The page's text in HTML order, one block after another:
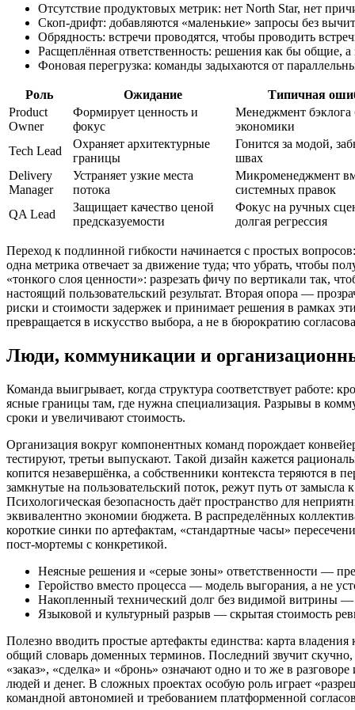
Отсутствие продуктовых метрик: нет North Star, нет
Скоп‑дрифт: добавляются «маленькие» запросы без
Обрядность: встречи проводятся, чтобы проводить
Расщеплённая ответственность: решения как бы общие, а
Фоновая перегрузка: команды задыхаются от
Роль Ожидание
Типичная
Product
Owner
Формирует ценность и
фокус
Менеджмент бэклога
экономики
Tech Lead
Охраняет архитектурные
границы
Гонится за модой,
швах
Delivery
Manager
Устраняет узкие места
потока
Микроменеджмент
системных правок
QA Lead
Защищает качество ценой
предсказуемости
Фокус на ручных
долгая регрессия
Переход к подлинной гибкости начинается с простых
одна метрика отвечает за движение туда; что убрать, чтобы
«тонкого слоя ценности»: разрезать фичу по вертикали так,
настоящий пользовательский результат. Вторая опора —
риски и стоимости задержек и принимает решения в рамках
превращается в искусство выбора, а не в бюрократию
Люди, коммуникации и
Команда выигрывает, когда структура соответствует работе:
ясные границы там, где нужна специализация. Разрывы в
сроки и увеличивают стоимость.
Организация вокруг компонентных команд порождает
тестируют, третьи выпускают. Такой дизайн кажется
копится незавершёнка, а собственники контекста теряются в
замкнутые на пользовательский поток, режут путь от замысла к
Психологическая безопасность даёт пространство для
эквивалентно экономии бюджета. В распределённых
короткие синки по артефактам, «стандартные часы»
пост‑мортемы с конкретикой.
Неясные решения и «серые зоны» ответственности —
Геройство вместо процесса — модель выгорания, а не
Накопленный технический долг без видимой витрины —
Языковой и культурный разрыв — скрытая стоимость
Полезно вводить простые артефакты единства: карта
общий словарь доменных терминов. Последний звучит скучно,
«заказ», «сделка» и «бронь» означают одно и то же в
людей и денег. В сложных проектах особую роль играет
командной автономией и требованием платформенной